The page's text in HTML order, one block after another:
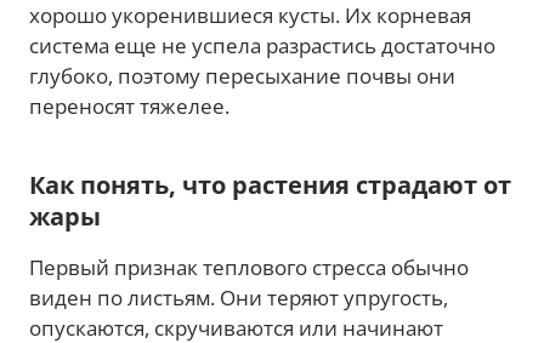
хорошо укоренившиеся кусты. Их корневая
система еще не успела разрастись достаточно
глубоко, поэтому пересыхание почвы они
переносят тяжелее.
Как понять, что растения страдают от
жары
Первый признак теплового стресса обычно
виден по листьям. Они теряют упругость,
опускаются, скручиваются или начинают